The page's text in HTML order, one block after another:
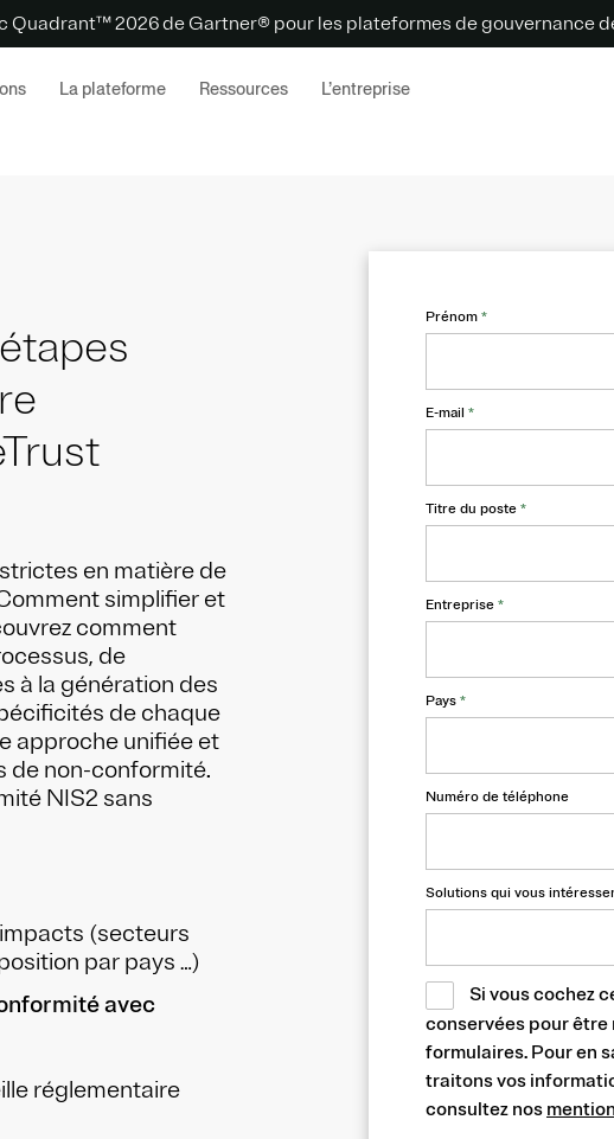
Quadrant™ 2026 de Gartner® pour les plateformes de gouvernance
La plateforme Ressources L’entreprise
en matière de
simplifier et
comment
de
à la génération des
de chaque
approche unifiée et
de non-conformité.
NIS2 sans
(secteurs
par pays …)
avec
réglementaire
Prénom *
E-mail *
Titre du poste *
Entreprise *
Pays *
Numéro de téléphone
Solutions qui vous
Si vous cochez
conservées pour
formulaires. Pour en
traitons vos
consultez nos